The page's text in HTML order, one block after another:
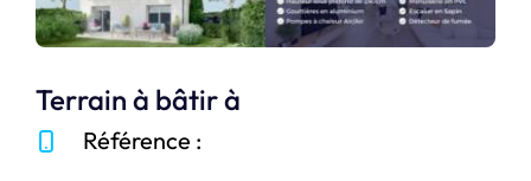
Terrain à bâtir à
Référence :